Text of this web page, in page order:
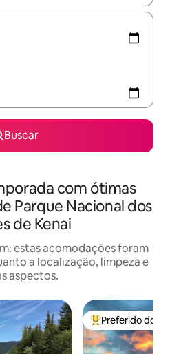
Buscar
com ótimas
Parque Nacional dos
de Kenai
estas acomodações foram
a localização, limpeza e
aspectos.
Entre os
Preferido dos